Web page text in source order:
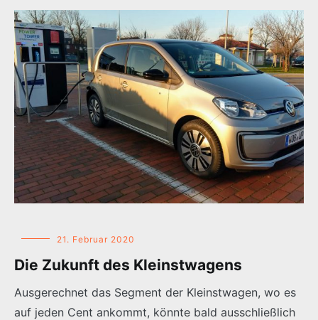
21. Februar 2020
Die Zukunft des Kleinstwagens
Ausgerechnet das Segment der Kleinstwagen, wo es
auf jeden Cent ankommt, könnte bald ausschließlich